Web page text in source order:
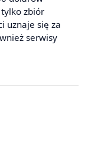
zbiór
uznaje się za
serwisy